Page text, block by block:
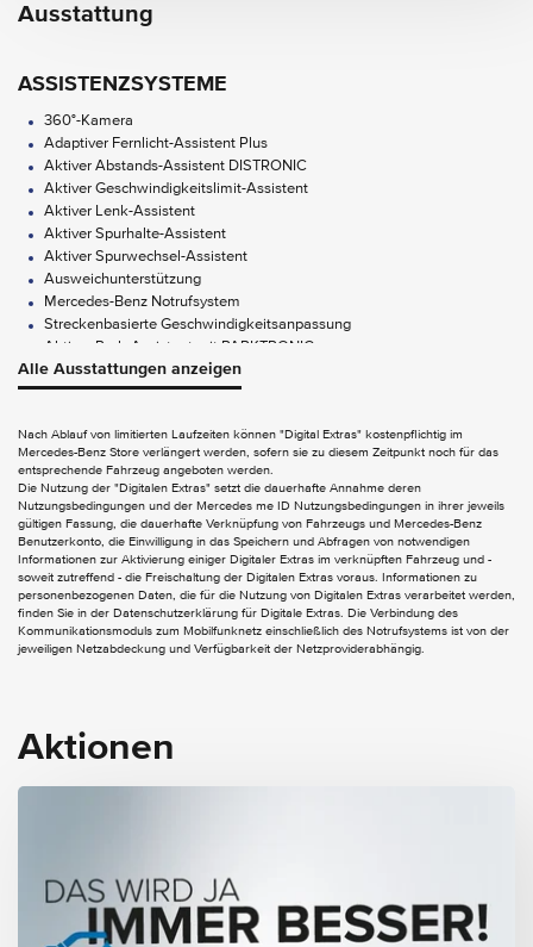
Ausstattung
ASSISTENZSYSTEME
360°-Kamera
Adaptiver Fernlicht-Assistent Plus
Aktiver Abstands-Assistent DISTRONIC
Aktiver Geschwindigkeitslimit-Assistent
Aktiver Lenk-Assistent
Aktiver Spurhalte-Assistent
Aktiver Spurwechsel-Assistent
Ausweichunterstützung
Mercedes-Benz Notrufsystem
Streckenbasierte Geschwindigkeitsanpassung
Aktiver Park-Assistent mit PARKTRONIC
Head-up-Display
Apple CarPlay
Burmester 3D-Surround-Soundsystem
Digitales Radio
MBUX Multimediasystem
Soundpersonalisierung
EXTERIEUR
AMG Line Exterieur
EASY-PACK Heckklappe
INTERIEUR
AMG Line Interieur
Ambientebeleuchtung
Ambientebeleuchtung Plus
Alle Ausstattungen anzeigen
Nach Ablauf von limitierten Laufzeiten können "Digital Extras" kostenpflichtig im
Mercedes-Benz Store verlängert werden, sofern sie zu diesem Zeitpunkt noch für das
entsprechende Fahrzeug angeboten werden.
Die Nutzung der "Digitalen Extras" setzt die dauerhafte Annahme deren
Nutzungsbedingungen und der Mercedes me ID Nutzungsbedingungen in ihrer jeweils
gültigen Fassung, die dauerhafte Verknüpfung von Fahrzeugs und Mercedes-Benz
Benutzerkonto, die Einwilligung in das Speichern und Abfragen von notwendigen
Informationen zur Aktivierung einiger Digitaler Extras im verknüpften Fahrzeug und -
soweit zutreffend - die Freischaltung der Digitalen Extras voraus. Informationen zu
personenbezogenen Daten, die für die Nutzung von Digitalen Extras verarbeitet werden,
finden Sie in der Datenschutzerklärung für Digitale Extras. Die Verbindung des
Kommunikationsmoduls zum Mobilfunknetz einschließlich des Notrufsystems ist von der
jeweiligen Netzabdeckung und Verfügbarkeit der Netzproviderabhängig.
Aktionen